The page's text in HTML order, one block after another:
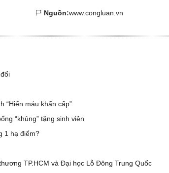
Nguồn:www.congluan.vn
“Hiến máu khẩn cấp”
“khủng” tặng sinh viên
1 hạ điểm?
TP.HCM và Đại học Lỗ Đông Trung Quốc